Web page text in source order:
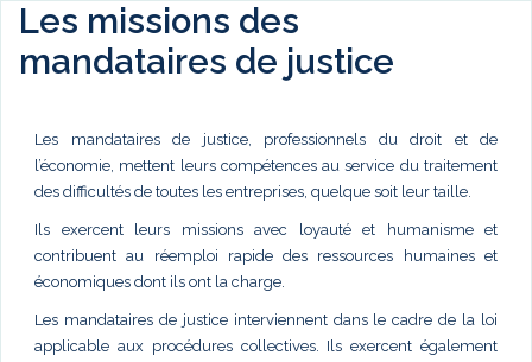
Les missions des
mandataires de justice
Les mandataires de justice, professionnels du droit et de
l’économie, mettent leurs compétences au service du traitement
des difficultés de toutes les entreprises, quelque soit leur taille.
Ils exercent leurs missions avec loyauté et humanisme et
contribuent au réemploi rapide des ressources humaines et
économiques dont ils ont la charge.
Les mandataires de justice interviennent dans le cadre de la loi
applicable aux procédures collectives. Ils exercent également